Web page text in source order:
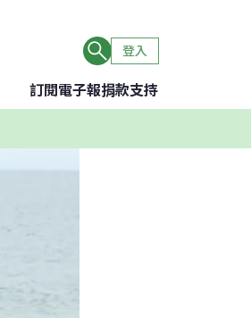
登入
訂閱電子報捐款支持